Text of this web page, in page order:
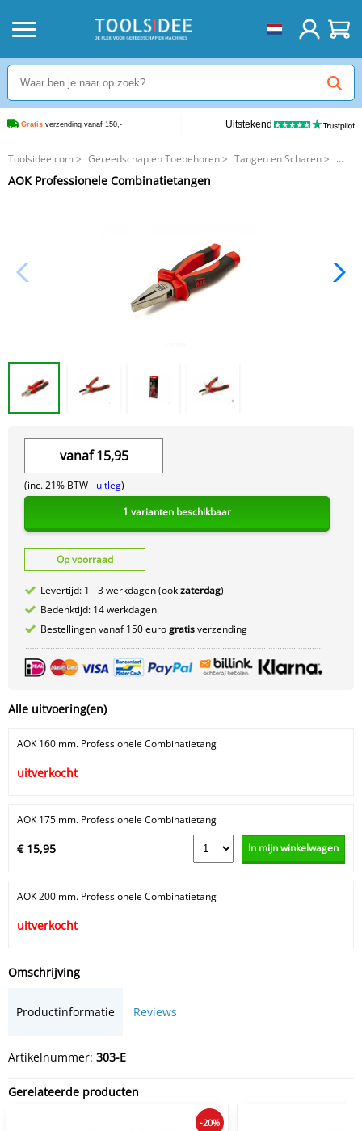
Gratis verzending vanaf 150,- Uitstekend
Toolsidee.com > Gereedschap en Toebehoren> Tangen en Scharen>
AOK Professionele Combinatietangen
AOK Professionele Combinatietangen
vanaf15,95
(inc. 21% BTW - uitleg)
1 varianten beschikbaar
Op voorraad
Levertijd: 1 - 3 werkdagen (ookzaterdag)
Bedenktijd: 14 werkdagen
Bestellingen vanaf 150 eurogratisverzending
Alle uitvoering(en)
AOK 160 mm. Professionele Combinatietang
uitverkocht
AOK 175 mm. Professionele Combinatietang
€ 15,95 In mijn winkelwagen
AOK 200 mm. Professionele Combinatietang
uitverkocht
Omschrijving
Productinformatie Reviews
Artikelnummer: 303-E
Gerelateerde producten
-20%